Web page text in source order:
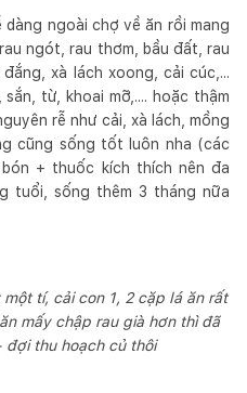
ngoài chợ về ăn rồi mang
ngót, rau thơm, bầu đất, rau
xà lách xoong, cải cúc,...
từ, khoai mỡ,.... hoặc thậm
rễ như cải, xà lách, mồng
cũng sống tốt luôn nha (các
+ thuốc kích thích nên đa
tuổi, sống thêm 3 tháng nữa
tí, cải con 1, 2 cặp lá ăn rất
mấy chập rau già hơn thì đã
thu hoạch củ thôi